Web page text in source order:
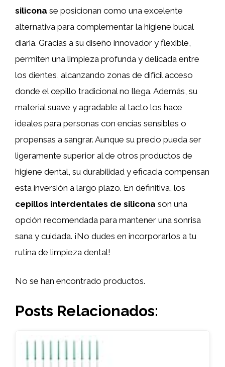
silicona se posicionan como una excelente
alternativa para complementar la higiene bucal
diaria. Gracias a su diseño innovador y flexible,
permiten una limpieza profunda y delicada entre
los dientes, alcanzando zonas de difícil acceso
donde el cepillo tradicional no llega. Además, su
material suave y agradable al tacto los hace
ideales para personas con encías sensibles o
propensas a sangrar. Aunque su precio pueda ser
ligeramente superior al de otros productos de
higiene dental, su durabilidad y eficacia compensan
esta inversión a largo plazo. En definitiva, los
cepillos interdentales de silicona son una
opción recomendada para mantener una sonrisa
sana y cuidada. ¡No dudes en incorporarlos a tu
rutina de limpieza dental!
No se han encontrado productos.
Posts Relacionados: